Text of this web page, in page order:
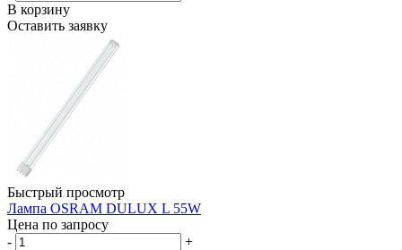
В корзину
Оставить заявку
Быстрый просмотр
Лампа OSRAM DULUX L 55W
Цена по запросу
-
+